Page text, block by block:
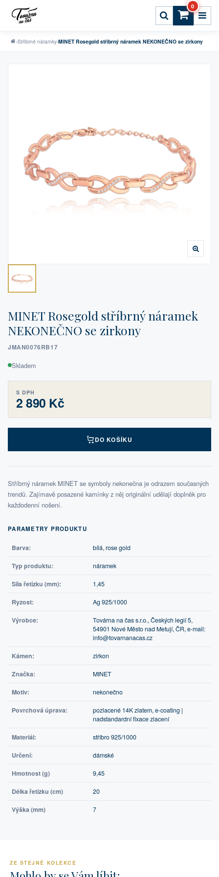
0
›Stříbrné náramky›MINET Rosegold stříbrný náramek NEKONEČNO se zirkony
MINET Rosegold stříbrný náramek
NEKONEČNO se zirkony
JMAN0076RB17
Skladem
S DPH
2 890 Kč
DO KOŠÍKU
Stříbrný náramek MINET se symboly nekonečna je odrazem současných
trendů. Zajímavě posazené kamínky z něj originální udělají doplněk pro
každodenní nošení.
PARAMETRY PRODUKTU
Barva: bílá, rose gold
Typ produktu: náramek
Síla řetízku (mm): 1,45
Ryzost: Ag 925/1000
Výrobce:
Továrna na čas s.r.o., Českých legií 5,
54901 Nové Město nad Metují, ČR, e-mail:
info@tovarnanacas.cz
Kámen: zirkon
Značka: MINET
Motiv: nekonečno
Povrchová úprava:
pozlacené 14K zlatem, e-coating |
nadstandardní fixace zlacení
Materiál: stříbro 925/1000
Určení: dámské
Hmotnost (g) 9,45
Délka řetízku (cm) 20
Výška (mm) 7
ZE STEJNÉ KOLEKCE